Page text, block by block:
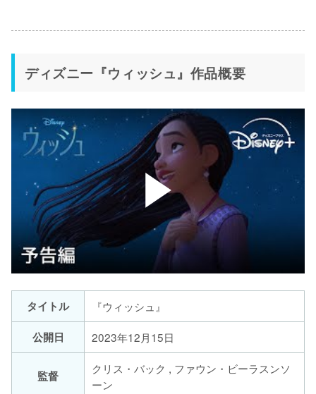
ディズニー『ウィッシュ』作品概要
タイトル
『ウィッシュ』
公開日
2023年12月15日
監督
クリス・バック , ファウン・ビーラスンソ
ーン